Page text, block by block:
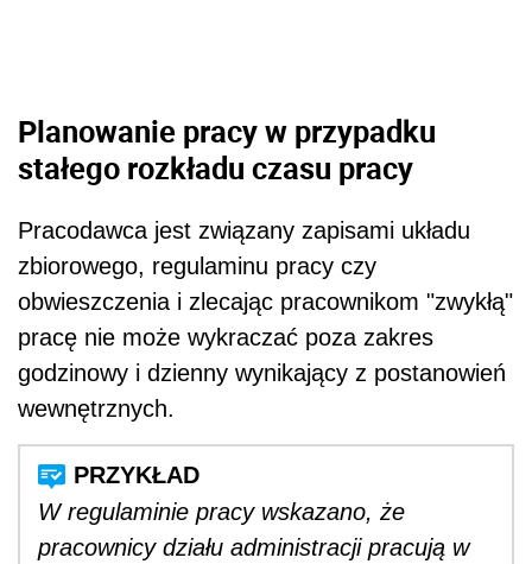
Planowanie pracy w przypadku
stałego rozkładu czasu pracy
Pracodawca jest związany zapisami układu
zbiorowego, regulaminu pracy czy
obwieszczenia i zlecając pracownikom "zwykłą"
pracę nie może wykraczać poza zakres
godzinowy i dzienny wynikający z postanowień
wewnętrznych.
W regulaminie pracy wskazano, że
pracownicy działu administracji pracują w